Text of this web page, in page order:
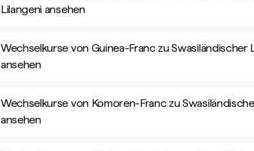
Lilangeni ansehen
Wechselkurse von Guinea-Franc zu Swasiländischer
ansehen
Wechselkurse von Komoren-Franc zu
ansehen